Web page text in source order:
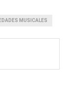
MUSICALES